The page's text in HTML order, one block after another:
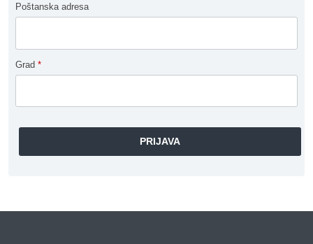
Poštanska adresa
Grad *